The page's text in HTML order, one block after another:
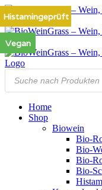
Zum
Inhalt
springen
Products
search
Home
Shop
Biowein
Bio-
Bio-
Bio-
Bio-
Vegan
Histamingeprüft
Vegan